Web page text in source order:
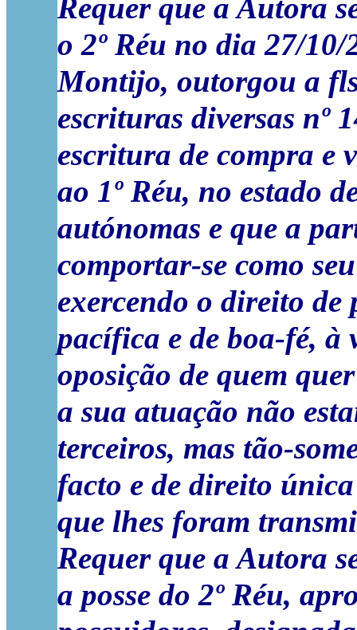
Requer que a Autora
o 2º Réu no dia27/10/
Montijo, outorgou a
escrituras diversas nº
escritura de compra e
ao 1º Réu, no estado
autónomas e que a
comportar-se como
exercendo o direito
pacífica e de boa-fé, à
oposição de quem
a sua atuação não
terceiros, mas tão-
facto e de direito
que lhes foram
Requer que a Autora
a posse do 2º Réu,